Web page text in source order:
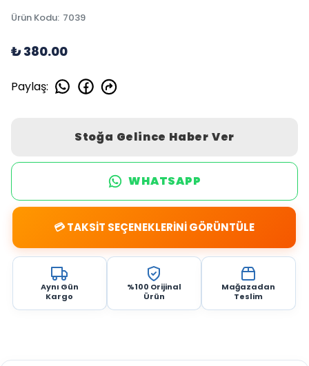
Ürün Kodu: 7039
₺ 380.00
Paylaş:
Stoğa Gelince Haber Ver
WHATSAPP
💳 TAKSİT SEÇENEKLERİNİ GÖRÜNTÜLE
Aynı Gün
Kargo
%100 Orijinal
Ürün
Mağazadan
Teslim